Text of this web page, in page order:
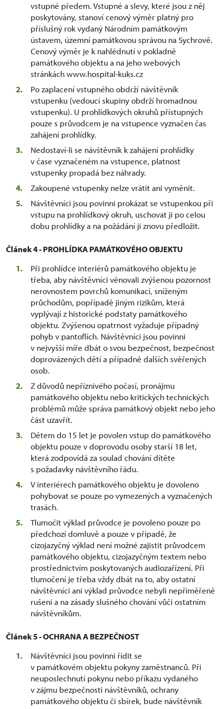
vstupné předem. Vstupné a slevy, které jsou z něj
poskytovány, stanoví cenový výměr platný pro
příslušný rok vydaný Národním památkovým
ústavem, územní památkovou správou na Sychrově.
Cenový výměr je k nahlédnutí v pokladně
památkového objektu a na jeho webových
stránkách www.hospital-kuks.cz
Po zaplacení vstupného obdrží návštěvník
vstupenku (vedoucí skupiny obdrží hromadnou
vstupenku). U prohlídkových okruhů přístupných
pouze s průvodcem je na vstupence vyznačen čas
zahájení prohlídky.
Nedostaví-li se návštěvník k zahájení prohlídky
v čase vyznačeném na vstupence, platnost
vstupenky propadá bez náhrady.
Zakoupené vstupenky nelze vrátit ani vyměnit.
Návštěvníci jsou povinni prokázat se vstupenkou při
vstupu na prohlídkový okruh, uschovat ji po celou
dobu prohlídky a na požádání ji znovu předložit.
Článek 4 - PROHLÍDKA PAMÁTKOVÉHO OBJEKTU
Při prohlídce interiérů památkového objektu je
třeba, aby návštěvníci věnovali zvýšenou pozornost
nerovnostem povrchů komunikací, sníženým
průchodům, popřípadě jiným rizikům, která
vyplývají z historické podstaty památkového
objektu. Zvýšenou opatrnost vyžaduje případný
pohyb v pantoflích. Návštěvníci jsou povinni
v nejvyšší míře dbát o svou bezpečnost, bezpečnost
doprovázených dětí a případně dalších svěřených
osob.
Z důvodů nepříznivého počasí, pronájmu
památkového objektu nebo kritických technických
problémů může správa památkový objekt nebo jeho
část uzavřít.
Dětem do 15 let je povolen vstup do památkového
objektu pouze v doprovodu osoby starší 18 let,
která zodpovídá za soulad chování dítěte
s požadavky návštěvního řádu.
V interiérech památkového objektu je dovoleno
pohybovat se pouze po vymezených a vyznačených
trasách.
Tlumočit výklad průvodce je povoleno pouze po
předchozí domluvě a pouze v případě, že
cizojazyčný výklad není možné zajistit průvodcem
památkového objektu, cizojazyčným textem nebo
prostřednictvím poskytovaných audiozařízení. Při
tlumočení je třeba vždy dbát na to, aby ostatní
návštěvníci ani výklad průvodce nebyli nepřiměřeně
rušeni a na zásady slušného chování vůči ostatním
návštěvníkům.
Článek 5 - OCHRANA A BEZPEČNOST
Návštěvníci jsou povinni řídit se
v památkovém objektu pokyny zaměstnanců. Při
neuposlechnutí pokynu nebo příkazu vydaného
v zájmu bezpečnosti návštěvníků, ochrany
památkového objektu či sbírek, bude návštěvník